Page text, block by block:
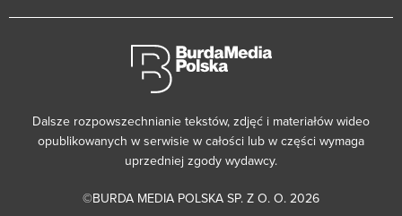
Dalsze rozpowszechnianie tekstów, zdjęć i materiałów wideo
opublikowanych w serwisie w całości lub w części wymaga
uprzedniej zgody wydawcy.
©BURDA MEDIA POLSKA SP. Z O. O. 2026